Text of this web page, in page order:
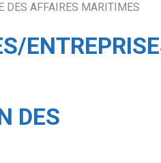
DES AFFAIRES MARITIMES
DES